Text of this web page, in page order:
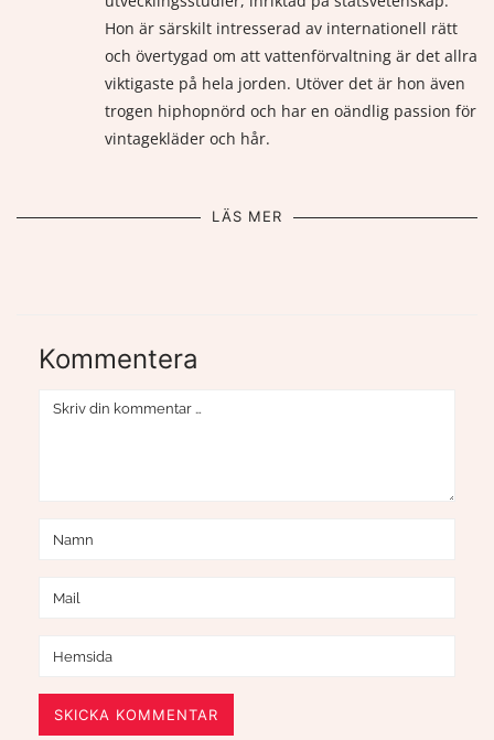
Hon är särskilt intresserad av internationell rätt
och övertygad om att vattenförvaltning är det allra
viktigaste på hela jorden. Utöver det är hon även
trogen hiphopnörd och har en oändlig passion för
vintagekläder och hår.
LÄS MER
Kommentera
SKICKA KOMMENTAR